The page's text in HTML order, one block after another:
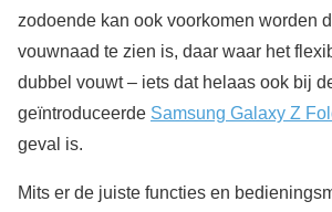
zodoende kan ook voorkomen worden
vouwnaad te zien is, daar waar het
dubbel vouwt – iets dat helaas ook bij
geïntroduceerde Samsung Galaxy Z
geval is.
Mits er de juiste functies en